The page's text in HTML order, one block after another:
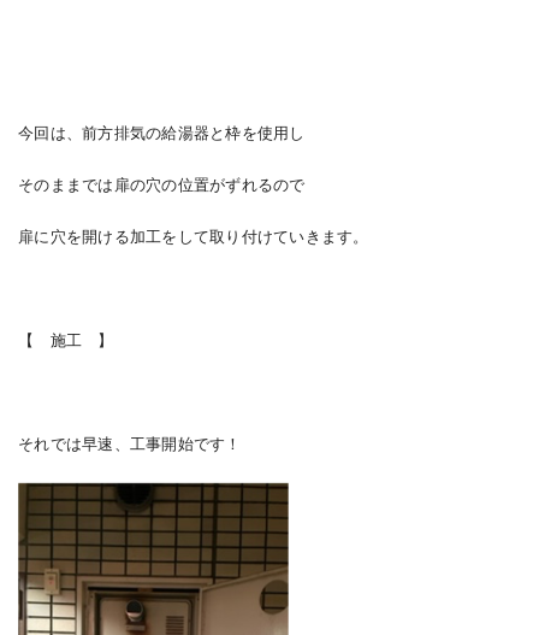
今回は、前方排気の給湯器と枠を使用し
そのままでは扉の穴の位置がずれるので
扉に穴を開ける加工をして取り付けていきます。
【 施工 】
それでは早速、工事開始です！